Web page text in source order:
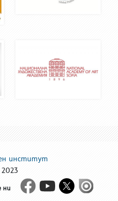
институт
ни
FacebookYoutubeTwitterIssue